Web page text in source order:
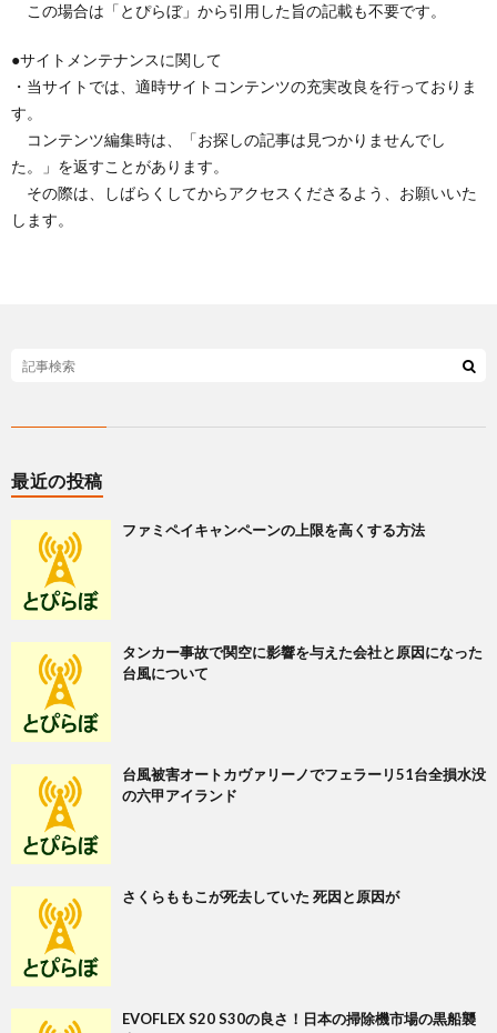
この場合は「とぴらぼ」から引用した旨の記載も不要です。
●サイトメンテナンスに関して
・当サイトでは、適時サイトコンテンツの充実改良を行っておりま
す。
コンテンツ編集時は、「お探しの記事は見つかりませんでし
た。」を返すことがあります。
その際は、しばらくしてからアクセスくださるよう、お願いいた
します。
最近の投稿
ファミペイキャンペーンの上限を高くする方法
タンカー事故で関空に影響を与えた会社と原因になった
台風について
台風被害オートカヴァリーノでフェラーリ51台全損水没
の六甲アイランド
さくらももこが死去していた 死因と原因が
EVOFLEX S20 S30の良さ！日本の掃除機市場の黒船襲